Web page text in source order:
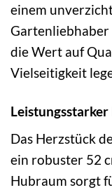
einem
die Wert auf
Vielseitigkeit
Das Herzstück
ein robuster 52
Hubraum sorgt